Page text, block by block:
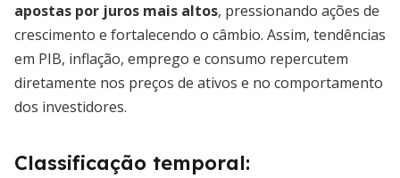
apostas por juros mais altos, pressionando ações de
crescimento e fortalecendo o câmbio. Assim, tendências
em PIB, inflação, emprego e consumo repercutem
diretamente nos preços de ativos e no comportamento
dos investidores.
Classificação temporal: